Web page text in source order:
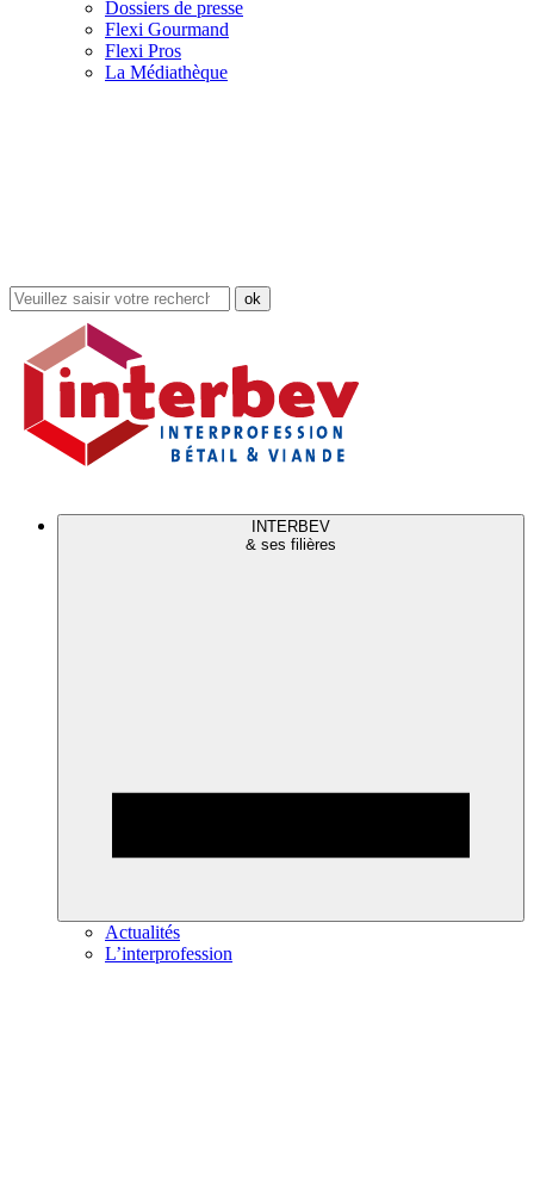
Dossiers de presse
Flexi Gourmand
Flexi Pros
La Médiathèque
Rechercher
dans
site
INTERBEV
& ses filières
Actualités
L’interprofession